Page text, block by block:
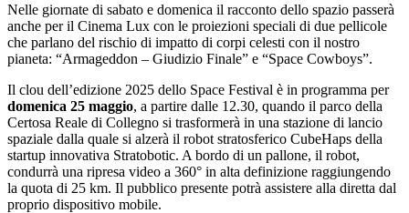
Nelle giornate di sabato e domenica il racconto dello spazio passerà
anche per il Cinema Lux con le proiezioni speciali di due pellicole
che parlano del rischio di impatto di corpi celesti con il nostro
pianeta: “Armageddon – Giudizio Finale” e “Space Cowboys”.
Il clou dell’edizione 2025 dello Space Festival è in programma per
domenica 25 maggio, a partire dalle 12.30, quando il parco della
Certosa Reale di Collegno si trasformerà in una stazione di lancio
spaziale dalla quale si alzerà il robot stratosferico CubeHaps della
startup innovativa Stratobotic. A bordo di un pallone, il robot,
condurrà una ripresa video a 360° in alta definizione raggiungendo
la quota di 25 km. Il pubblico presente potrà assistere alla diretta dal
proprio dispositivo mobile.